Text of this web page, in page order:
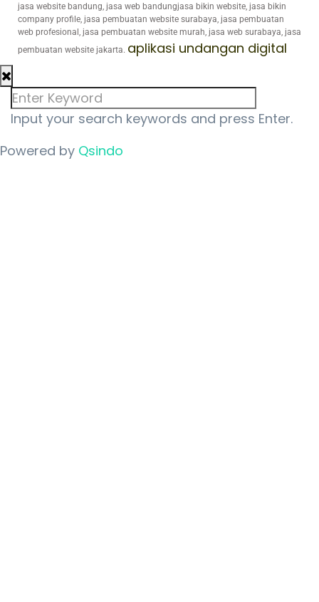
jasa website bandung, jasa web bandungjasa bikin website, jasa bikin
company profile, jasa pembuatan website surabaya, jasa pembuatan
web profesional, jasa pembuatan website murah, jasa web surabaya, jasa
pembuatan website jakarta. aplikasi undangan digital
Input your search keywords and press Enter.
Powered by Qsindo